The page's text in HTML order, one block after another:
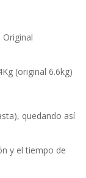
(original 6.6kg)
quedando así
y el tiempo de